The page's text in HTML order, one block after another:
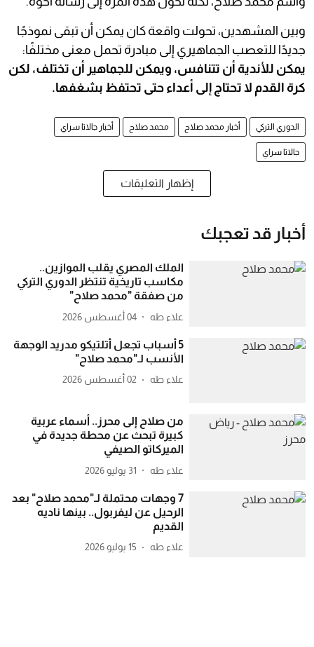
وبين المشهدين، تحولت واقعة كان يمكن أن تبقى نموذجًا
جديدًا للتعصب الجماهيري إلى مبادرة تحمل معنى مختلفًا:
يمكن للأندية أن تتنافس، ويمكن للجماهير أن تختلف، لكن
كرة القدم لا تحتاج إلى أعداء حتى تحتفظ بشغفها.
الدوري التركي أخبار محمد صلاح محمد صلاح أخبار جالاتا سراي
جالاتا سراي
إظهار التعليقات
أخبار قد تعجبك
الملك المصري يقلب الموازين..
مكاسب تاريخية تنتظر الدوري التركي
من صفقة "محمد صلاح"
علاء طه 04 أغسطس 2026
5 أسباب تجعل أتلتيكو مدريد الوجهة
الأنسب لـ"محمد صلاح"
علاء طه 02 أغسطس 2026
من صلاح إلى محرز.. أسماء عربية
كبيرة تبحث عن محطة جديدة في
الميركاتو الصيفي
علاء طه 31 يوليو 2026
7 وجهات محتملة لـ"محمد صلاح" بعد
الرحيل عن ليفربول.. بينها ناديه
القديم
علاء طه 15 يوليو 2026